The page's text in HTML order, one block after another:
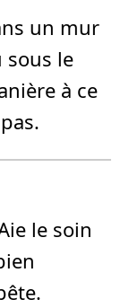
un mur
sous le
à ce
le soin